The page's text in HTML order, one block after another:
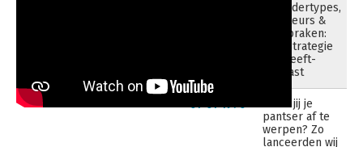
verandertypes,
saboteurs &
doorbraken:
#88 Strategie
vd Kreeft-
podcast
01-01-1970
“Durf jij je
pantser af te
werpen? Zo
lanceerden wij